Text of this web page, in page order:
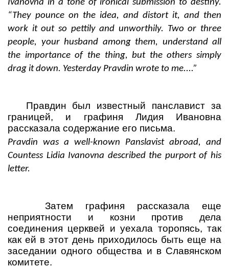
Ivanovna in a tone of ironical submission to destiny.
“They pounce on the idea, and distort it, and then
work it out so pettily and unworthily. Two or three
people, your husband among them, understand all
the importance of the thing, but the others simply
drag it down. Yesterday Pravdin wrote to me....”
Правдин был известный панславист за
границей, и графиня Лидия Ивановна
рассказала содержание его письма.
Pravdin was a well-known Panslavist abroad, and
Countess Lidia Ivanovna described the purport of his
letter.
Затем графиня рассказала еще
неприятности и козни против дела
соединения церквей и уехала торопясь, так
как ей в этот день приходилось быть еще на
заседании одного общества и в Славянском
комитете.